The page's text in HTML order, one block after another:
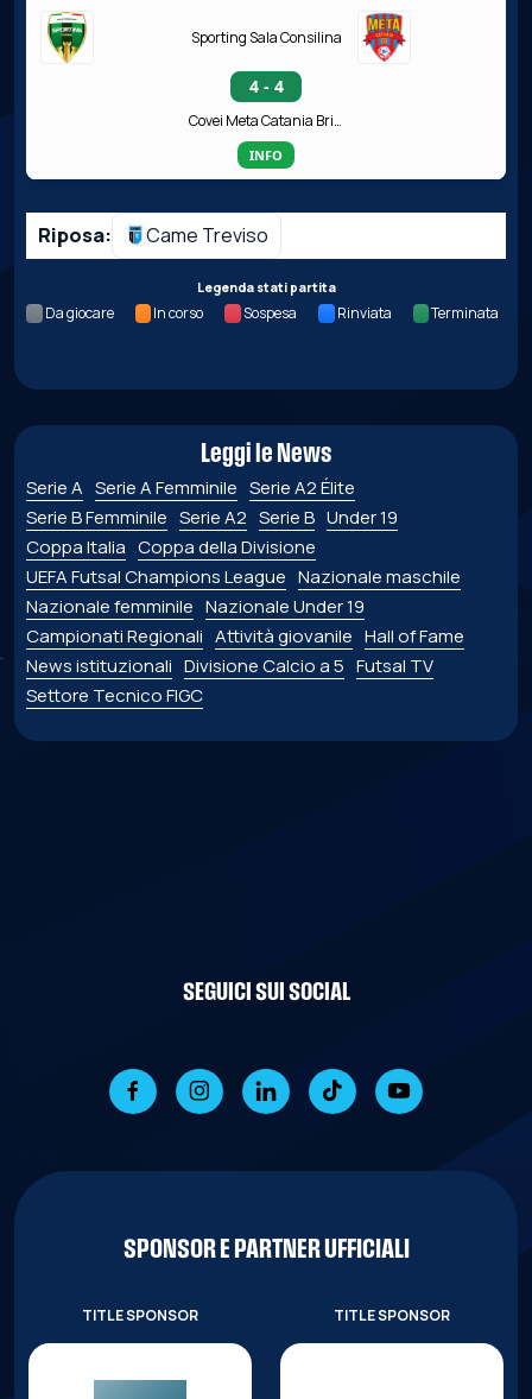
Sporting Sala Consilina
4 - 4
Covei Meta Catania Bricocity
INFO
Riposa: Came Treviso
Legenda stati partita
Da giocare In corso Sospesa Rinviata Terminata
Leggi le News
Serie A Serie A Femminile Serie A2 Élite
Serie B Femminile Serie A2 Serie B Under 19
Coppa Italia Coppa della Divisione
UEFA Futsal Champions League Nazionale maschile
Nazionale femminile Nazionale Under 19
Campionati Regionali Attività giovanile Hall of Fame
News istituzionali Divisione Calcio a 5 Futsal TV
Settore Tecnico FIGC
SEGUICI SUI SOCIAL
SPONSOR E PARTNER UFFICIALI
TITLE SPONSOR TITLE SPONSOR